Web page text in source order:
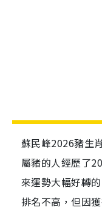
蘇民峰2026豬生
屬豬的人經歷了
來運勢大幅好轉
排名不高，但因